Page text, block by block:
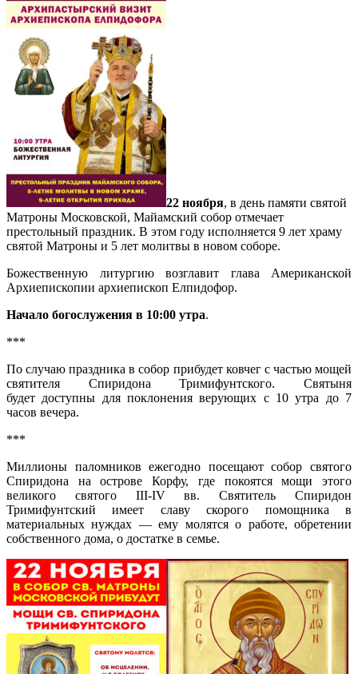
22 ноября, в день памяти святой
Матроны Московской, Майамский собор отмечает
престольный праздник. В этом году исполняется 9 лет храму
святой Матроны и 5 лет молитвы в новом соборе.
Божественную литургию возглавит глава Американской
Архиепископии архиепископ Елпидофор.
Начало богослужения в 10:00 утра.
***
По случаю праздника в собор прибудет ковчег с частью мощей
святителя Спиридона Тримифунтского. Святыня
будет доступны для поклонения верующих с 10 утра до 7
часов вечера.
***
Миллионы паломников ежегодно посещают собор святого
Спиридона на острове Корфу, где покоятся мощи этого
великого святого III-IV вв. Святитель Спиридон
Тримифунтский имеет славу скорого помощника в
материальных нуждах — ему молятся о работе, обретении
собственного дома, о достатке в семье.